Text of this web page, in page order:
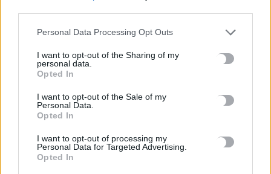
Personal Data Processing Opt Outs
I want to opt-out of the Sharing of my
personal data.
Opted In
I want to opt-out of the Sale of my
Personal Data.
Opted In
I want to opt-out of processing my
Personal Data for Targeted Advertising.
Opted In
TRENDING
ΕΝΟΙΚΙΑ #
ΠΥΡΚΑΓΙΕΣ
ΣΥΛΛΟΓΟΣ ΚΡΕΟΠΩΛΩΝ Ν. ΧΑΝΙΩΝ